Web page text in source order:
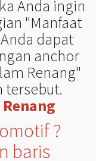
Anda ingin
"Manfaat
dapat
anchor
Renang"
tersebut.
?
baris